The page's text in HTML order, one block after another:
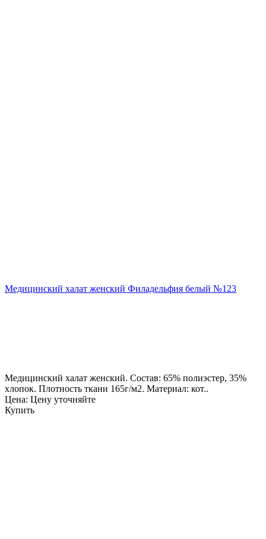
Медицинский халат женский Филадельфия белый №123
Медицинский халат женский. Состав: 65% полиэстер, 35%
хлопок. Плотность ткани 165г/м2. Материал: кот..
Цена: Цену уточняйте
Купить